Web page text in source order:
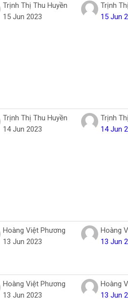
Trịnh Thị Thu Huyền
15 Jun 2023
Trịnh
15 Jun
Trịnh Thị Thu Huyền
14 Jun 2023
Trịnh
14 Jun
Hoàng Việt Phương
13 Jun 2023
Hoàng
13 Jun
Hoàng Việt Phương
13 Jun 2023
Hoàng
13 Jun